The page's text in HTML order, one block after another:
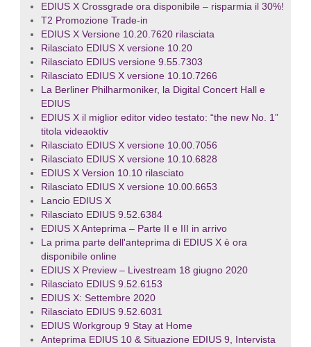
EDIUS X Crossgrade ora disponibile – risparmia il 30%!
T2 Promozione Trade-in
EDIUS X Versione 10.20.7620 rilasciata
Rilasciato EDIUS X versione 10.20
Rilasciato EDIUS versione 9.55.7303
Rilasciato EDIUS X versione 10.10.7266
La Berliner Philharmoniker, la Digital Concert Hall e
EDIUS
EDIUS X il miglior editor video testato: “the new No. 1”
titola videaoktiv
Rilasciato EDIUS X versione 10.00.7056
Rilasciato EDIUS X versione 10.10.6828
EDIUS X Version 10.10 rilasciato
Rilasciato EDIUS X versione 10.00.6653
Lancio EDIUS X
Rilasciato EDIUS 9.52.6384
EDIUS X Anteprima – Parte II e III in arrivo
La prima parte dell'anteprima di EDIUS X è ora
disponibile online
EDIUS X Preview – Livestream 18 giugno 2020
Rilasciato EDIUS 9.52.6153
EDIUS X: Settembre 2020
Rilasciato EDIUS 9.52.6031
EDIUS Workgroup 9 Stay at Home
Anteprima EDIUS 10 & Situazione EDIUS 9, Intervista